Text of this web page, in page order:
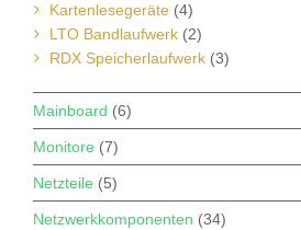
Kartenlesegeräte (4)
LTO Bandlaufwerk (2)
RDX Speicherlaufwerk (3)
Mainboard (6)
Monitore (7)
Netzteile (5)
Netzwerkkomponenten (34)